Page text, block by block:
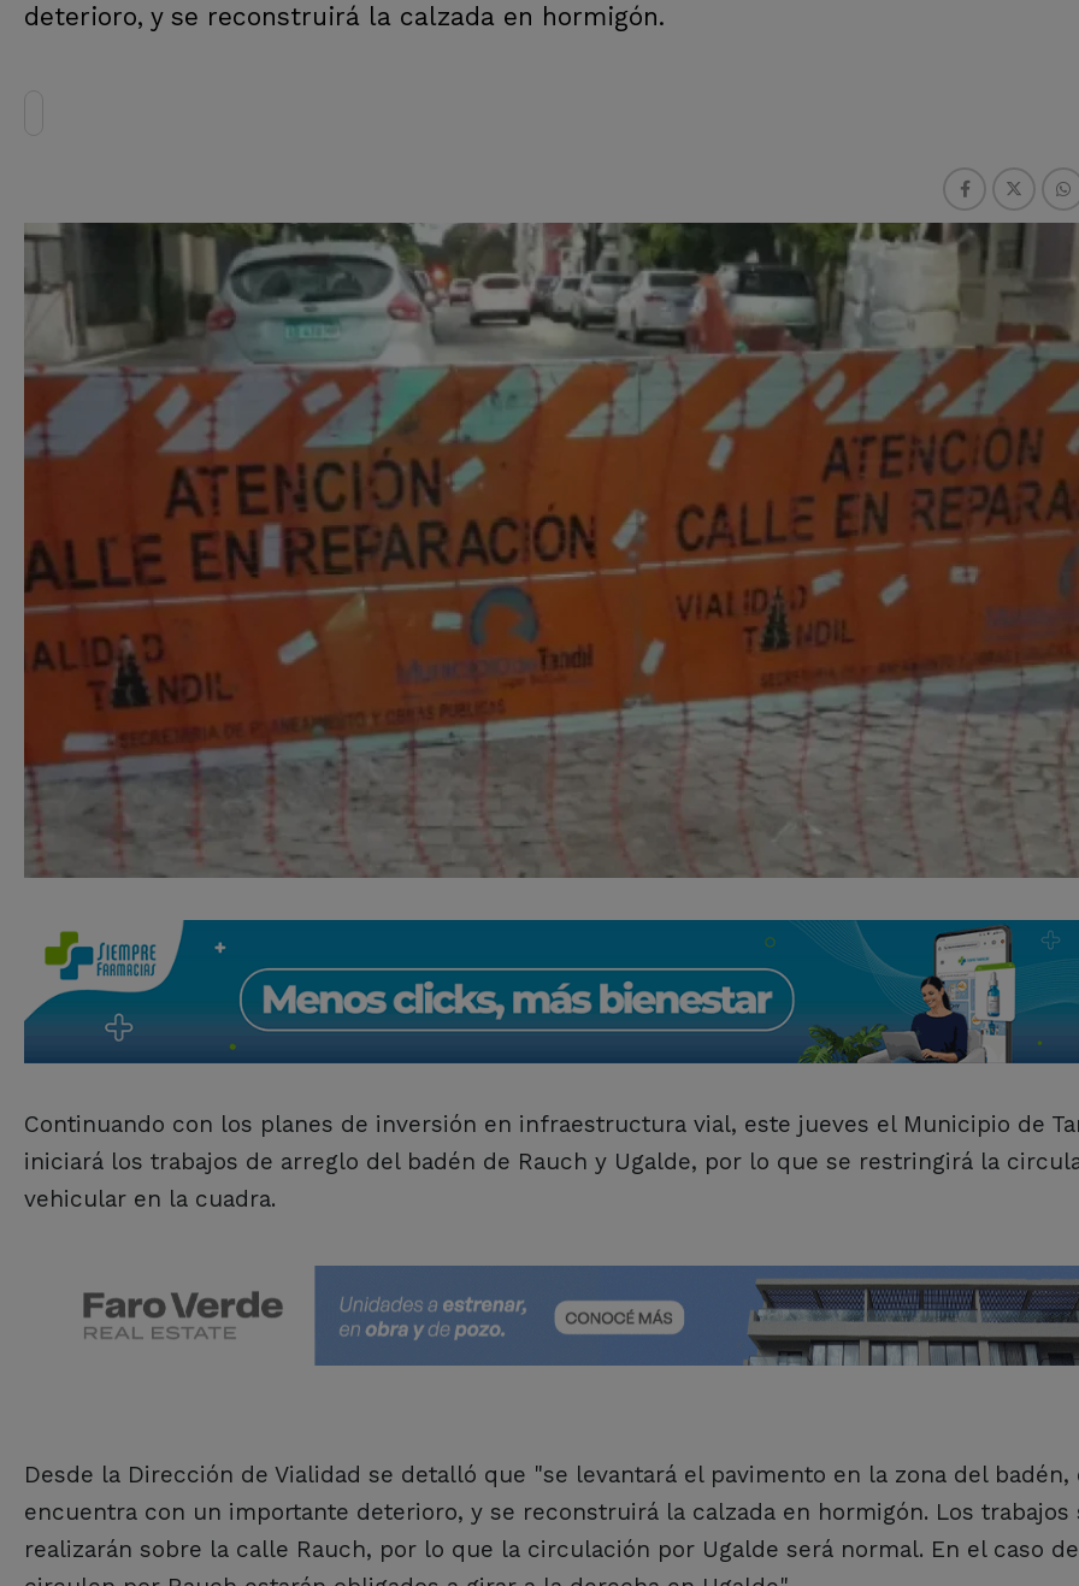
deterioro, y se reconstruirá la calzada en hormigón.
Continuando con los planes de inversión en infraestructura vial, este jueves el Municipio de
iniciará los trabajos de arreglo del badén de Rauch y Ugalde, por lo que se restringirá la
vehicular en la cuadra.
Desde la Dirección de Vialidad se detalló que "se levantará el pavimento en la zona del badén,
encuentra con un importante deterioro, y se reconstruirá la calzada en hormigón. Los trabajos
realizarán sobre la calle Rauch, por lo que la circulación por Ugalde será normal. En el caso